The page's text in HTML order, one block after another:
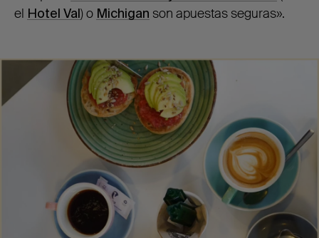
el Hotel Val) o Michigan son apuestas seguras».